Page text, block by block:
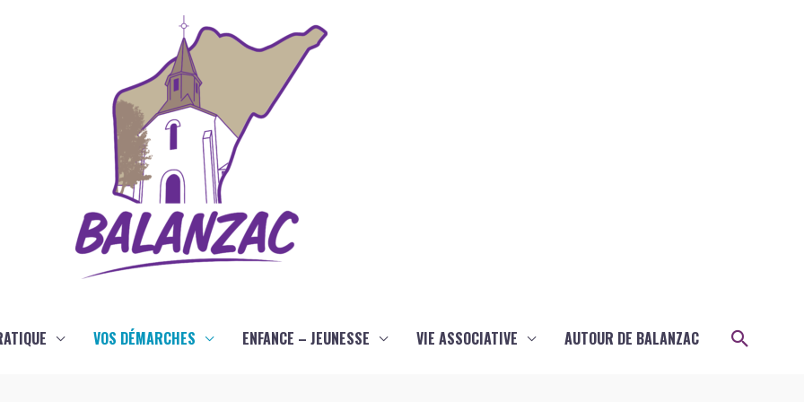
VOS DÉMARCHES ENFANCE – JEUNESSE VIE ASSOCIATIVE AUTOUR DE BALANZAC